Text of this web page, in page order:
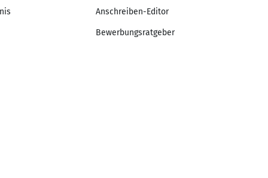
Anschreiben-Editor
Bewerbungsratgeber